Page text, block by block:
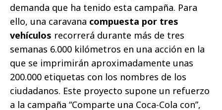
demanda que ha tenido esta campaña. Para
ello, una caravana compuesta por tres
vehículos recorrerá durante más de tres
semanas 6.000 kilómetros en una acción en la
que se imprimirán aproximadamente unas
200.000 etiquetas con los nombres de los
ciudadanos. Este proyecto supone un refuerzo
a la campaña “Comparte una Coca-Cola con”,